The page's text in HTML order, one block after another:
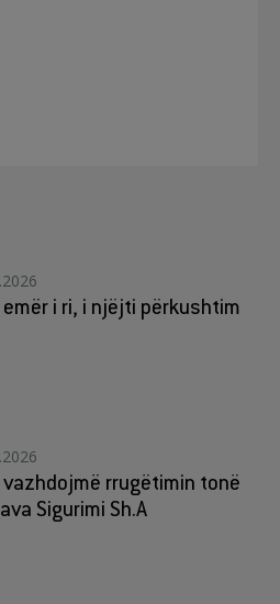
emër i ri, i njëjti përkushtim
vazhdojmë rrugëtimin tonë
Sigurimi Sh.A